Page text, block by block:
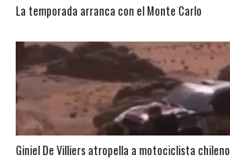
La temporada arranca con el Monte Carlo
Giniel De Villiers atropella a motociclista chileno